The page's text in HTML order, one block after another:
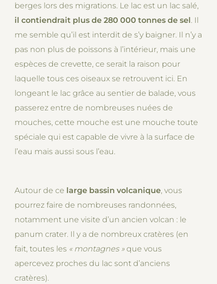
berges lors des migrations. Le lac est un lac salé,
il contiendrait plus de 280 000 tonnes de sel. Il
me semble qu’il est interdit de s’y baigner. Il n’y a
pas non plus de poissons à l’intérieur, mais une
espèces de crevette, ce serait la raison pour
laquelle tous ces oiseaux se retrouvent ici. En
longeant le lac grâce au sentier de balade, vous
passerez entre de nombreuses nuées de
mouches, cette mouche est une mouche toute
spéciale qui est capable de vivre à la surface de
l’eau mais aussi sous l’eau.
Autour de ce large bassin volcanique, vous
pourrez faire de nombreuses randonnées,
notamment une visite d’un ancien volcan : le
panum crater. Il y a de nombreux cratères (en
fait, toutes les « montagnes »que vous
apercevez proches du lac sont d’anciens
cratères).